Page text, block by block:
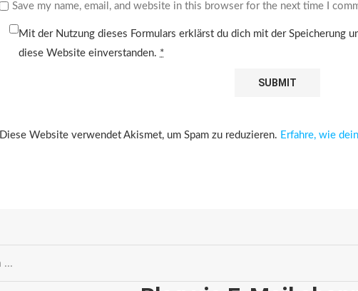
Save my name, email, and website in this browser for the next time I
Mit der Nutzung dieses Formulars erklärst du dich mit der Speicherung
diese Website einverstanden. *
Diese Website verwendet Akismet, um Spam zu reduzieren. Erfahre, wie